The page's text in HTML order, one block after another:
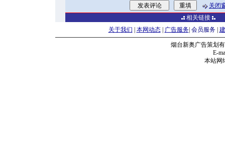
关闭
相关链接
关于我们
本网动态| 广告服务| 会员服务|
烟台新奥广告策划
E-
本站网